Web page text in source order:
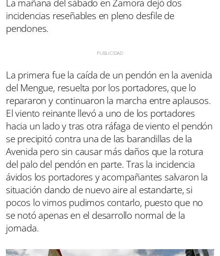
La mañana del sábado en Zamora dejó dos
incidencias reseñables en pleno desfile de
pendones.
La primera fue la caída de un pendón en la avenida
del Mengue, resuelta por los portadores, que lo
repararon y continuaron la marcha entre aplausos.
El viento reinante llevó a uno de los portadores
hacia un lado y tras otra ráfaga de viento el pendón
se precipitó contra una de las barandillas de la
Avenida pero sin causar más daños que la rotura
del palo del pendón en parte. Tras la incidencia
ávidos los portadores y acompañantes salvaron la
situación dando de nuevo aire al estandarte, si
pocos lo vimos pudimos contarlo, puesto que no
se notó apenas en el desarrollo normal de la
jornada.